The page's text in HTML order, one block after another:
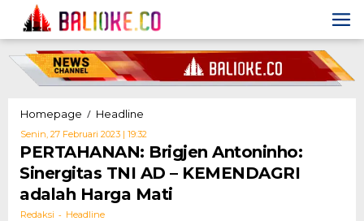
content
Homepage / Headline
Brigjen
Antoninho:
Sinergitas
TNI
AD
-
Senin, 27 Februari 2023 | 19:32
Redaksi
PERTAHANAN: Brigjen Antoninho:
Sinergitas TNI AD – KEMENDAGRI
adalah Harga Mati
Redaksi - Headline